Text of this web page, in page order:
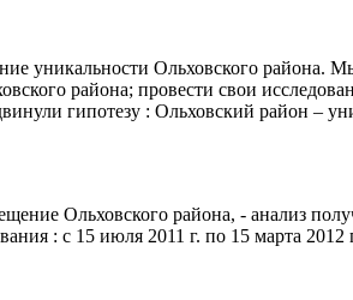
уникальности Ольховского района.
района; провести свои
гипотезу : Ольховский район –
Ольховского района, - анализ
: с 15 июля 2011 г. по 15 марта 2012